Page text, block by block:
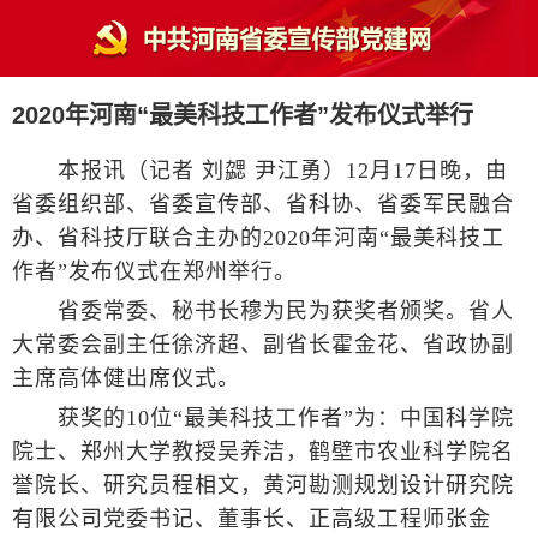
2020年河南“最美科技工作者”发布仪式举行
本报讯（记者 刘勰 尹江勇）12月17日晚，由
省委组织部、省委宣传部、省科协、省委军民融合
办、省科技厅联合主办的2020年河南“最美科技工
作者”发布仪式在郑州举行。
省委常委、秘书长穆为民为获奖者颁奖。省人
大常委会副主任徐济超、副省长霍金花、省政协副
主席高体健出席仪式。
获奖的10位“最美科技工作者”为：中国科学院
院士、郑州大学教授吴养洁，鹤壁市农业科学院名
誉院长、研究员程相文，黄河勘测规划设计研究院
有限公司党委书记、董事长、正高级工程师张金